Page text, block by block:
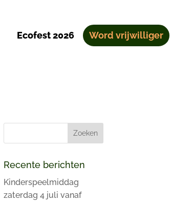
Ecofest 2026 Word vrijwilliger
Recente berichten
Kinderspeelmiddag
zaterdag 4 juli vanaf